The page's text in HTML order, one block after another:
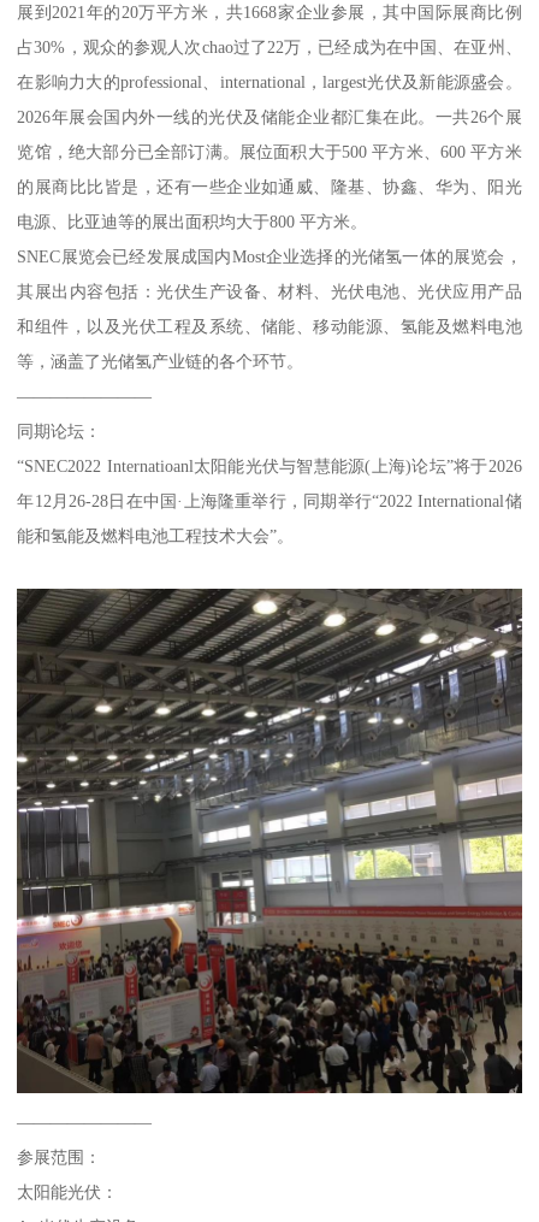
展到2021年的20万平方米，共1668家企业参展，其中国际展商比例
占30%，观众的参观人次chao过了22万，已经成为在中国、在亚州、
在影响力大的professional、international，largest光伏及新能源盛会。
2026年展会国内外一线的光伏及储能企业都汇集在此。一共26个展
览馆，绝大部分已全部订满。展位面积大于500 平方米、600 平方米
的展商比比皆是，还有一些企业如通威、隆基、协鑫、华为、阳光
电源、比亚迪等的展出面积均大于800 平方米。
SNEC展览会已经发展成国内Most企业选择的光储氢一体的展览会，
其展出内容包括：光伏生产设备、材料、光伏电池、光伏应用产品
和组件，以及光伏工程及系统、储能、移动能源、氢能及燃料电池
等，涵盖了光储氢产业链的各个环节。
————————
同期论坛：
“SNEC2022 Internatioanl太阳能光伏与智慧能源(上海)论坛”将于2026
年12月26-28日在中国·上海隆重举行，同期举行“2022 International储
能和氢能及燃料电池工程技术大会”。
————————
参展范围：
太阳能光伏：